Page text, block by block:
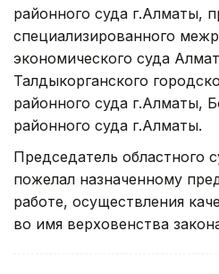
районного суда г.Алматы,
специализированного
экономического суда
Талдыкорганского
районного суда г.Алматы,
районного суда г.Алматы.
Председатель областного
пожелал назначенному
работе, осуществления
во имя верховенства